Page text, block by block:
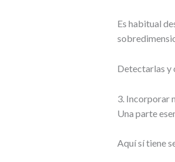
Es habitual
Detectarlas y
3. Incorporar
Una parte
Aquí sí tiene